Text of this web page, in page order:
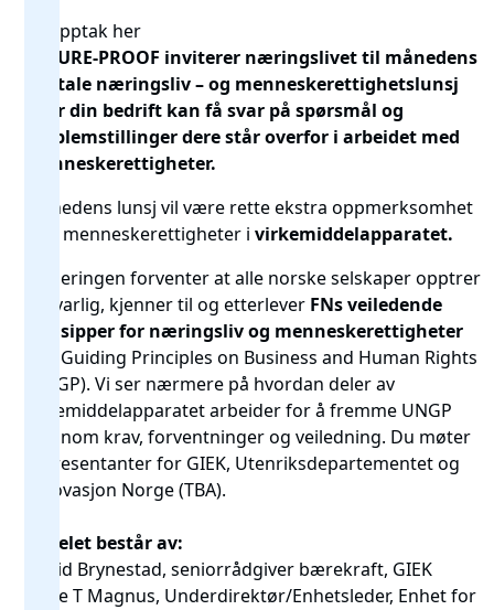
Se opptak her
FUTURE-PROOF inviterer næringslivet til månedens
digitale næringsliv – og menneskerettighetslunsj
hvor din bedrift kan få svar på spørsmål og
problemstillinger dere står overfor i arbeidet med
menneskerettigheter.
Månedens lunsj vil være rette ekstra oppmerksomhet
mot menneskerettigheter ivirkemiddelapparatet.
Regjeringen forventer at alle norske selskaper opptrer
ansvarlig, kjenner til og etterlever FNs veiledende
prinsipper for næringsliv og menneskerettigheter
(UN Guiding Principles on Business and Human Rights
(UNGP). Vi ser nærmere på hvordan deler av
virkemiddelapparatet arbeider for å fremme UNGP
gjennom krav, forventninger og veiledning. Du møter
representanter for GIEK, Utenriksdepartementet og
Innovasjon Norge (TBA).
Panelet består av:
Sigrid Brynestad, seniorrådgiver bærekraft, GIEK
Hege T Magnus, Underdirektør/Enhetsleder, Enhet for